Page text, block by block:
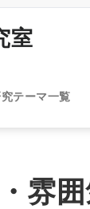
室
テーマ一覧
雰